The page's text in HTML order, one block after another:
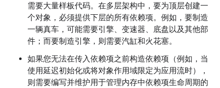
需要大量样板代码。在多层架构中，要为顶层创建一
个对象，必须提供下层的所有依赖项。例如，要制造
一辆真车，可能需要引擎、变速器、底盘以及其他部
件；而要制造引擎，则需要汽缸和火花塞。
如果您无法在传入依赖项之前构造依赖项（例如，当
使用延迟初始化或将对象作用域限定为应用流时），
则需要编写并维护用于管理内存中依赖项生命周期的